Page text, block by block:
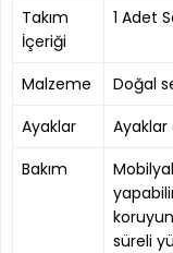
Takım
İçeriği
1 Adet
Malzeme
Doğal
Ayaklar
Bakım
süreli